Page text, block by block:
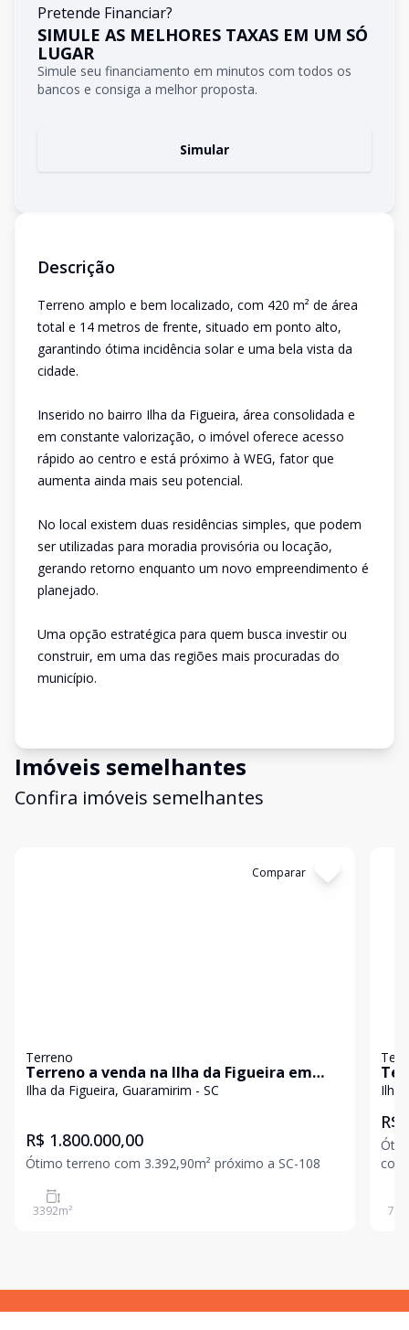
Pretende Financiar?
SIMULE AS MELHORES TAXAS EM UM SÓ
LUGAR
Simule seu financiamento em minutos com todos os
bancos e consiga a melhor proposta.
Simular
Descrição
Terreno amplo e bem localizado, com 420 m² de área
total e 14 metros de frente, situado em ponto alto,
garantindo ótima incidência solar e uma bela vista da
cidade.
Inserido no bairro Ilha da Figueira, área consolidada e
em constante valorização, o imóvel oferece acesso
rápido ao centro e está próximo à WEG, fator que
aumenta ainda mais seu potencial.
No local existem duas residências simples, que podem
ser utilizadas para moradia provisória ou locação,
gerando retorno enquanto um novo empreendimento é
planejado.
Uma opção estratégica para quem busca investir ou
construir, em uma das regiões mais procuradas do
município.
Imóveis semelhantes
Confira imóveis semelhantes
Comparar
Terreno
Terreno a venda na Ilha da Figueira em
Guaramirim
Ilha da Figueira, Guaramirim - SC
R$ 1.800.000,00
Ótimo terreno com 3.392,90m² próximo a SC-108
3392m²
Ilha
R$
784